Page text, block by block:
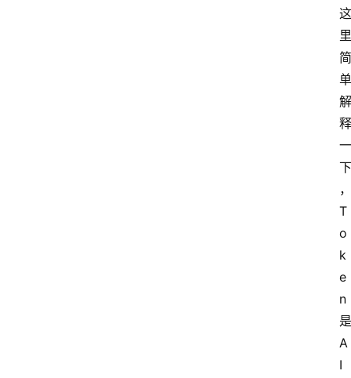
这
里
简
单
解
释
一
下
，
T
o
k
e
n
是
A
I